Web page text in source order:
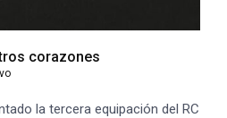
corazones
la tercera equipación del RC